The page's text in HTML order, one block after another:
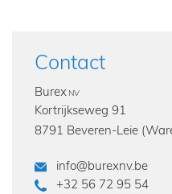
Contact
Burex NV
Kortrijkseweg 91
8791 Beveren-Leie
info@burexnv.be
+32 56 72 95 54